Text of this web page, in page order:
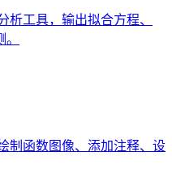
析工具，输出拟合方程、
制函数图像、添加注释、设